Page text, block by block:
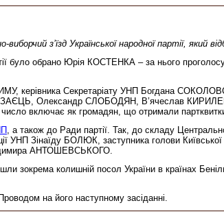
з’їзд Української народної партії, який
було обрано Юрія КОСТЕНКА – за нього
керівника Секретаріату УНП Богдана
ЗАЄЦЬ, Олександр СЛОБОДЯН, В’ячеслав
включає як громадян, що отримали
, а також до Ради партії. Так, до складу
УНП Зінаїду БОЛЮК, заступника голови
АНТОШЕВСЬКОГО.
зокрема колишній посол України в країнах
на його наступному засіданні.